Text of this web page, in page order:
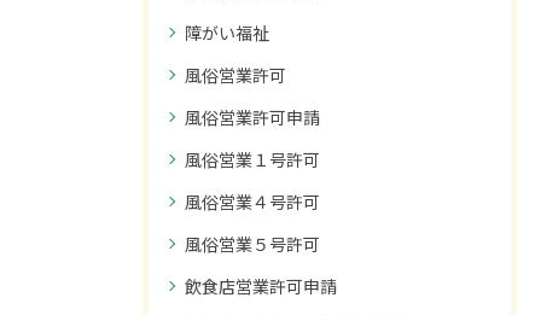
障がい福祉
風俗営業許可
風俗営業許可申請
風俗営業１号許可
風俗営業４号許可
風俗営業５号許可
飲食店営業許可申請